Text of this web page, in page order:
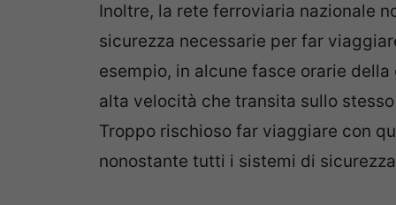
Inoltre, la rete ferroviaria nazionale
sicurezza necessarie per far
esempio, in alcune fasce orarie
alta velocità che transita sullo
Troppo rischioso far viaggiare con
nonostante tutti i sistemi di